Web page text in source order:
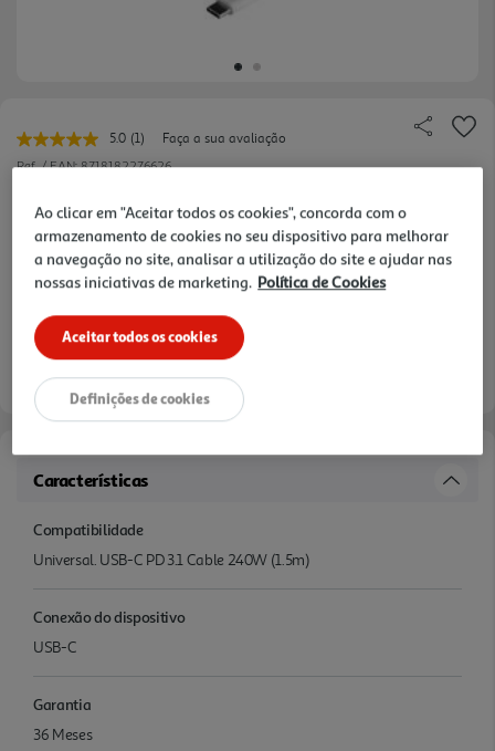
5.0 Leu
uma
para
a
mesma
página.
(1)
Faça a sua avaliação
Ref. / EAN:8718182276626
9,99 €
Entrega estimada entre11/08/2026 e 12/08/2026
Características
Compatibilidade
Universal. USB-C PD 3.1 Cable 240W (1.5m)
Conexão do dispositivo
USB-C
Garantia
36 Meses
Ao clicar em "Aceitar todos os cookies", concorda com o
armazenamento de cookies no seu dispositivo para melhorar
a navegação no site, analisar a utilização do site e ajudar nas
nossas iniciativas de marketing. Política de Cookies
Aceitar todos os cookies
Definições de cookies